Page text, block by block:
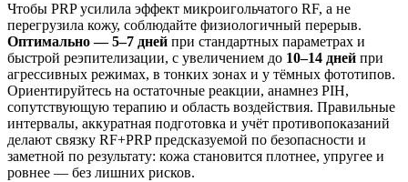
Чтобы PRP усилила эффект микроигольчатого RF, а не
перегрузила кожу, соблюдайте физиологичный перерыв.
Оптимально — 5–7 дней при стандартных параметрах и
быстрой реэпителизации, с увеличением до 10–14 дней при
агрессивных режимах, в тонких зонах и у тёмных фототипов.
Ориентируйтесь на остаточные реакции, анамнез PIH,
сопутствующую терапию и область воздействия. Правильные
интервалы, аккуратная подготовка и учёт противопоказаний
делают связку RF+PRP предсказуемой по безопасности и
заметной по результату: кожа становится плотнее, упругее и
ровнее — без лишних рисков.